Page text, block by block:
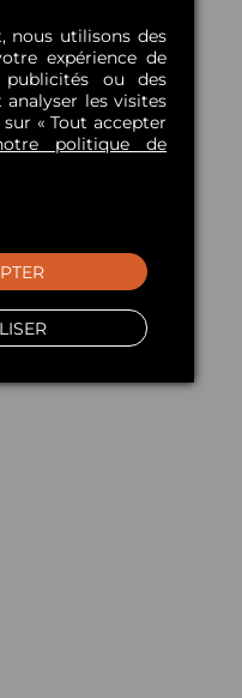
nous utilisons des
expérience de
publicités ou des
les visites
« Tout accepter
politique de